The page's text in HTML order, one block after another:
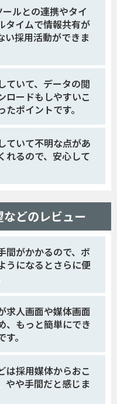
ルとの連携やタイ
タイムで情報共有が
い採用活動ができま
ていて、データの閲
ロードもしやすいこ
ポイントです。
ていて不明な点があ
れるので、安心して
どのレビュー
間がかかるので、ボ
うになるとさらに便
求人画面や媒体画面
、もっと簡単にでき
。
は採用媒体からおこ
やや手間だと感じま